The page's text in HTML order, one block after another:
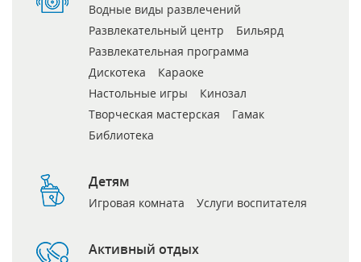
Водные виды развлечений
Развлекательный центр
Бильярд
Развлекательная программа
Дискотека
Караоке
Настольные игры
Кинозал
Творческая мастерская
Гамак
Библиотека
Детям
Игровая комната Услуги воспитателя
Активный отдых